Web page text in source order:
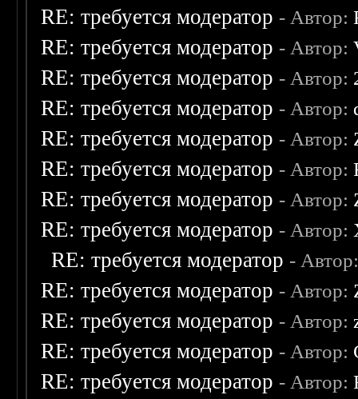
RE: требуется модератор - Автор:
RE: требуется модератор - Автор:
RE: требуется модератор - Автор:
RE: требуется модератор - Автор:
RE: требуется модератор - Автор:
RE: требуется модератор - Автор:
RE: требуется модератор - Автор:
RE: требуется модератор - Автор:
RE: требуется модератор -
RE: требуется модератор - Автор:
RE: требуется модератор - Автор:
RE: требуется модератор - Автор:
RE: требуется модератор - Автор: